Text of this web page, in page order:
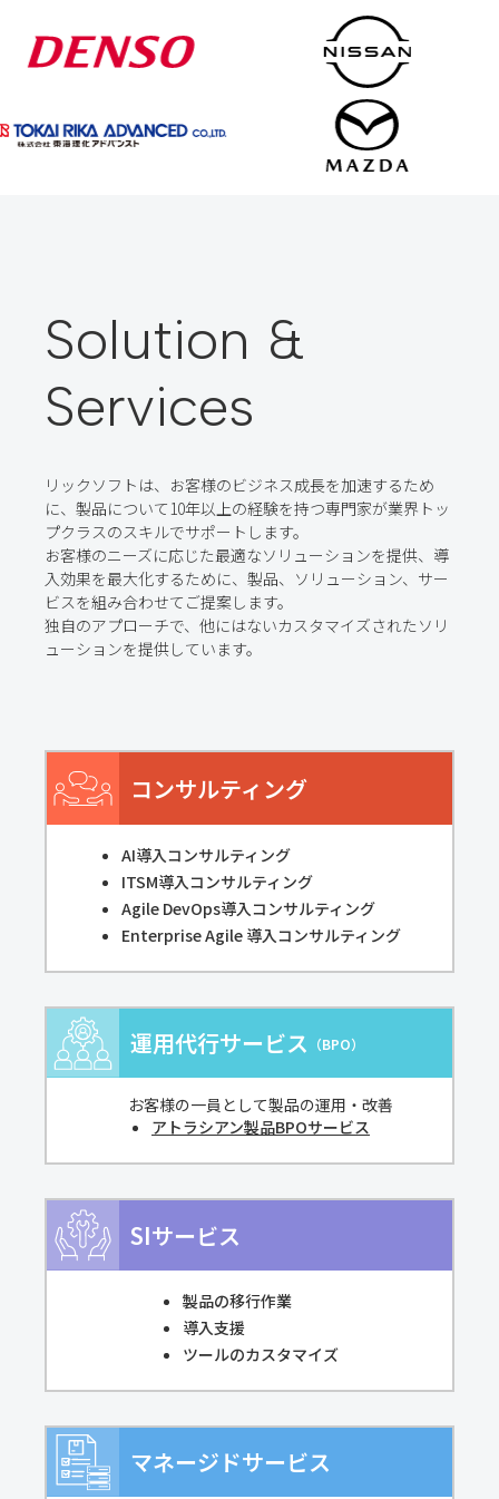
Solution &
Services
リックソフトは、お客様のビジネス成長を加速するため
に、製品について10年以上の経験を持つ専門家が業界トッ
プクラスのスキルでサポートします。
お客様のニーズに応じた最適なソリューションを提供、導
入効果を最大化するために、製品、ソリューション、サー
ビスを組み合わせてご提案します。
独自のアプローチで、他にはないカスタマイズされたソリ
ューションを提供しています。
コンサルティング
AI導入コンサルティング
ITSM導入コンサルティング
Agile DevOps導入コンサルティング
Enterprise Agile 導入コンサルティング
運用代行サービス （BPO）
お客様の一員として製品の運用・改善
アトラシアン製品BPOサービス
SIサービス
製品の移行作業
導入支援
ツールのカスタマイズ
マネージドサービス